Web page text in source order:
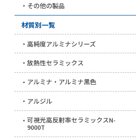
その他の製品
材質別一覧
高純度アルミナシリーズ
放熱性セラミックス
アルミナ・アルミナ黒色
アルジル
可視光高反射率セラミックスN-
9000T